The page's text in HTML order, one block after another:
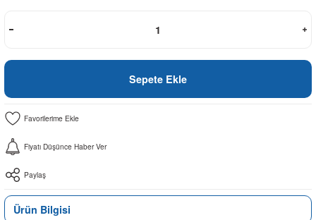
Sepete Ekle
Fiyatı Düşünce Haber Ver
Paylaş
Ürün Bilgisi